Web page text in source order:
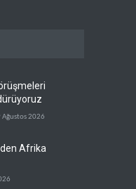
Ağustos 2026
Afrika